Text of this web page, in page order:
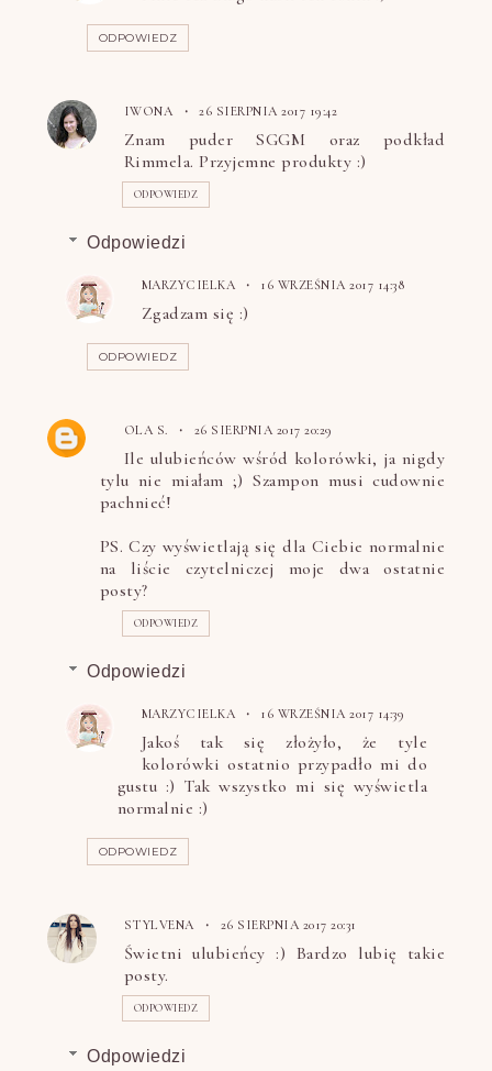
ODPOWIEDZ
IWONA 26 SIERPNIA 2017 19:42
Znam puder SGGM oraz podkład
Rimmela. Przyjemne produkty :)
ODPOWIEDZ
Odpowiedzi
MARZYCIELKA 16 WRZEŚNIA 2017 14:38
Zgadzam się :)
ODPOWIEDZ
OLA S. 26 SIERPNIA 2017 20:29
Ile ulubieńców wśród kolorówki, ja nigdy
tylu nie miałam ;) Szampon musi cudownie
pachnieć!
PS. Czy wyświetlają się dla Ciebie normalnie
na liście czytelniczej moje dwa ostatnie
posty?
ODPOWIEDZ
Odpowiedzi
MARZYCIELKA 16 WRZEŚNIA 2017 14:39
Jakoś tak się złożyło, że tyle
kolorówki ostatnio przypadło mi do
gustu :) Tak wszystko mi się wyświetla
normalnie :)
ODPOWIEDZ
STYLVENA 26 SIERPNIA 2017 20:31
Świetni ulubieńcy :) Bardzo lubię takie
posty.
ODPOWIEDZ
Odpowiedzi